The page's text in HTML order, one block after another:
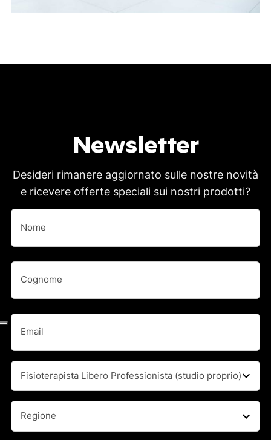
Newsletter
Desideri rimanere aggiornato sulle nostre novità
e ricevere offerte speciali sui nostri prodotti?
Nome
Nome
Email
Professione
Regione